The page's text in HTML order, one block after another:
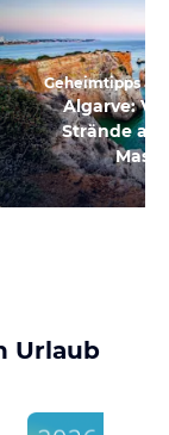
Geheimtipps an
Algarve:
Strände
Urlaub